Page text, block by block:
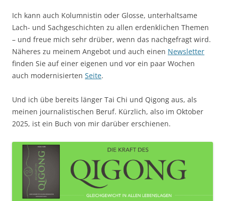
Ich kann auch Kolumnistin oder Glosse, unterhaltsame
Lach- und Sachgeschichten zu allen erdenklichen Themen
– und freue mich sehr drüber, wenn das nachgefragt wird.
Näheres zu meinem Angebot und auch einen Newsletter
finden Sie auf einer eigenen und vor ein paar Wochen
auch modernisierten Seite.
Und ich übe bereits länger Tai Chi und Qigong aus, als
meinen journalistischen Beruf. Kürzlich, also im Oktober
2025, ist ein Buch von mir darüber erschienen.